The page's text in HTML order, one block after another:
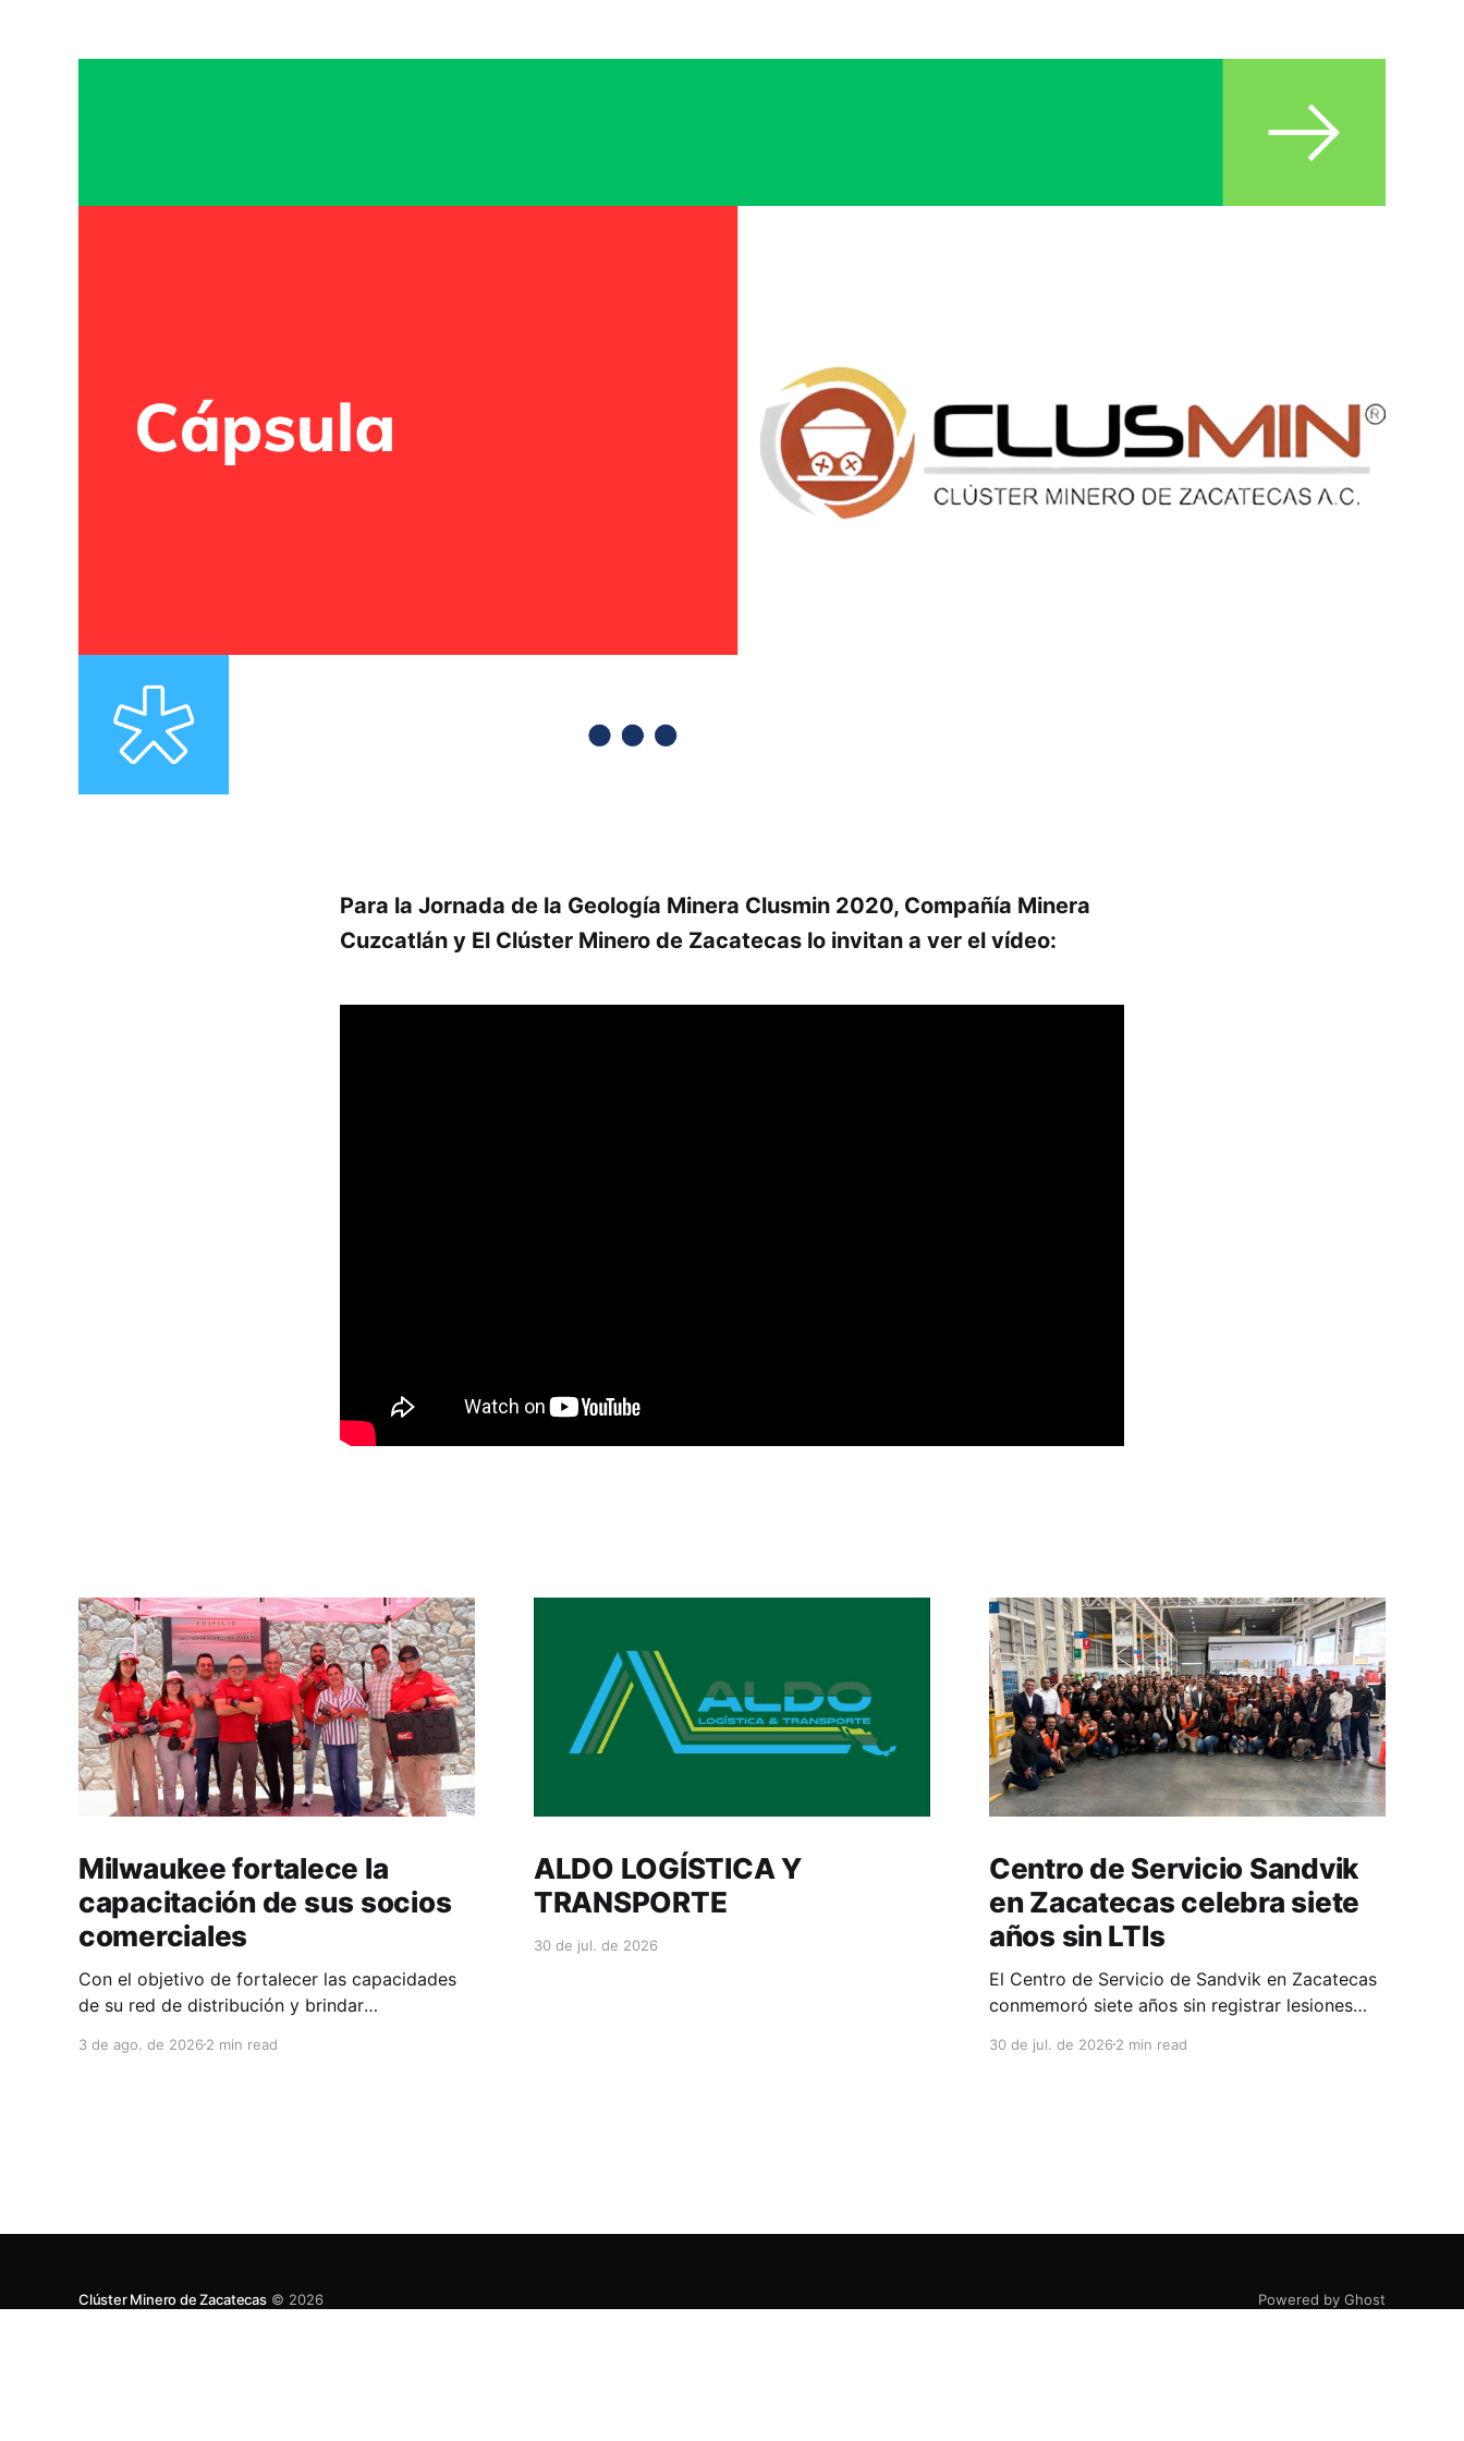
Para la Jornada de la Geología Minera Clusmin 2020, Compañía Minera
Cuzcatlán y El Clúster Minero de Zacatecas lo invitan a ver el vídeo:
Milwaukee fortalece la
capacitación de sus socios
comerciales
Con el objetivo de fortalecer las capacidades
de su red de distribución y brindar
desempeño comercial y técnico, Milwaukee
3 de ago. de 2026 2 min read
ALDO LOGÍSTICA Y
TRANSPORTE
30 de jul. de 2026
Centro de Servicio Sandvik
en Zacatecas celebra siete
años sin LTIs
El Centro de Servicio de Sandvik en Zacatecas
conmemoró siete años sin registrar lesiones
la consolidación de una cultura de seguridad
30 de jul. de 20262 min read
Clúster Minero de Zacatecas© 2026 Powered by Ghost